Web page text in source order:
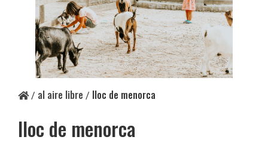
/ al aire libre / lloc de menorca
lloc de menorca